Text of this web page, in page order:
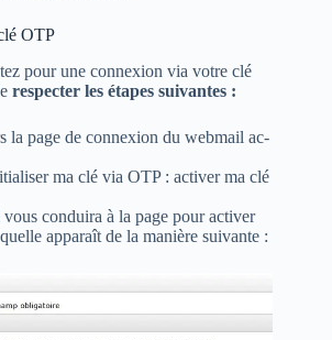
OTP
pour une connexion via votre clé
respecter les étapes suivantes :
la page de connexion du webmail ac-
ma clé via OTP : activer ma clé
conduira à la page pour activer
apparaît de la manière suivante :